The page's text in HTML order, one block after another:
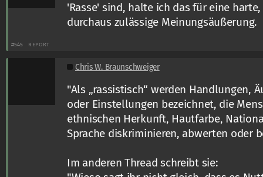
'Rasse' sind, halte ich das für eine
durchaus zulässige Meinungsäußerung.
#545 REPORT
Chris W. Braunschweiger
"Als „rassistisch“ werden Handlungen,
oder Einstellungen bezeichnet, die
ethnischen Herkunft, Hautfarbe,
Sprache diskriminieren, abwerten oder
Im anderen Thread schreibt sie: